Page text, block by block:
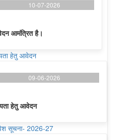
10-07-2026
आमंत्रित है।
हेतु आवेदन
09-06-2026
हेतु आवेदन
सूचना- 2026-27